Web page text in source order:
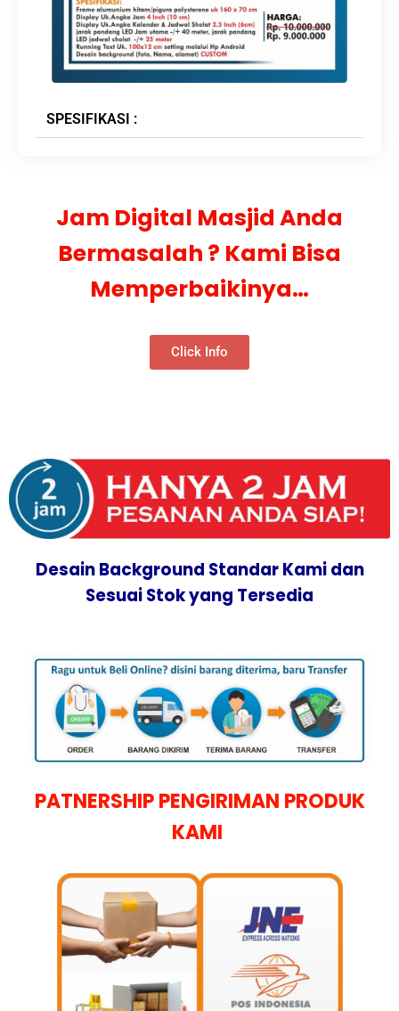
SPESIFIKASI :
Jam Digital Masjid Anda
Bermasalah ? Kami Bisa
Memperbaikinya…
Click Info
Desain Background Standar Kami dan
Sesuai Stok yang Tersedia
PATNERSHIP PENGIRIMAN PRODUK
KAMI